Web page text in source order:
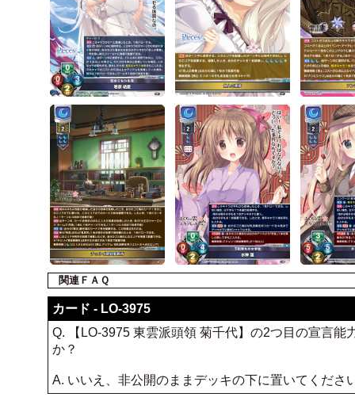
関連ＦＡＱ
カード - LO-3975
Q. 【LO-3975 東雲派頭領 菊千代】の2つ目の宣言
か？
A. いいえ、非公開のままデッキの下に置いてくださ